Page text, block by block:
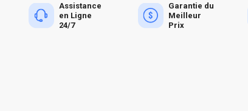
Assistance
en Ligne
24/7
Garantie du
Meilleur
Prix